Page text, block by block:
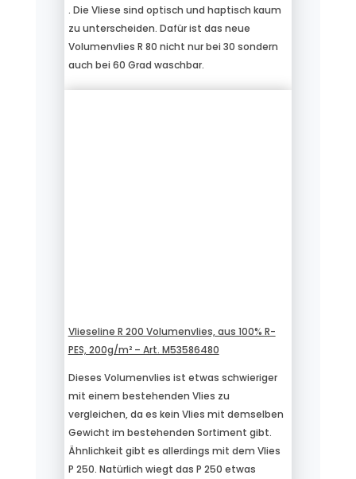
. Die Vliese sind optisch und haptisch kaum
zu unterscheiden. Dafür ist das neue
Volumenvlies R 80 nicht nur bei 30 sondern
auch bei 60 Grad waschbar.
Vlieseline R 200 Volumenvlies, aus 100% R-
PES, 200g/m² – Art. M53586480
Dieses Volumenvlies ist etwas schwieriger
mit einem bestehenden Vlies zu
vergleichen, da es kein Vlies mit demselben
Gewicht im bestehenden Sortiment gibt.
Ähnlichkeit gibt es allerdings mit dem Vlies
P 250. Natürlich wiegt das P 250 etwas